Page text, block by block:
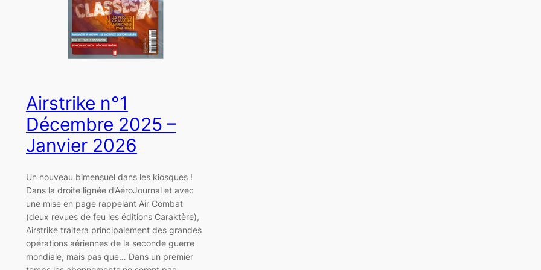
Airstrike n°1
Décembre 2025 –
Janvier 2026
Un nouveau bimensuel dans les kiosques !
Dans la droite lignée d’AéroJournal et avec
une mise en page rappelant Air Combat
(deux revues de feu les éditions Caraktère),
Airstrike traitera principalement des grandes
opérations aériennes de la seconde guerre
mondiale, mais pas que… Dans un premier